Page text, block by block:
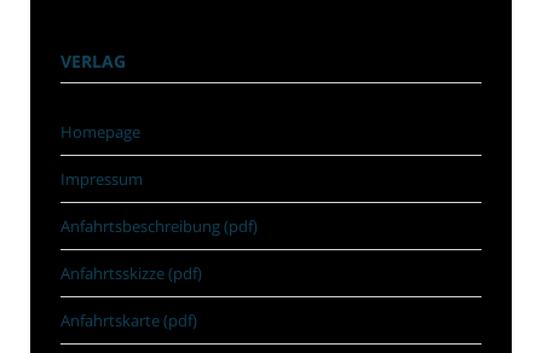
VERLAG
Homepage
Impressum
Anfahrtsbeschreibung (pdf)
Anfahrtsskizze (pdf)
Anfahrtskarte (pdf)